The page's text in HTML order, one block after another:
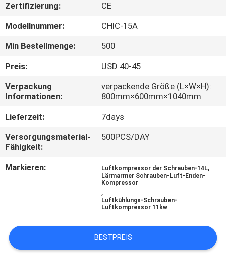
WERKSBESICHTIGUNG
QUALITÄTSKONTROLLE
KONTAKT
MIT
UNS
NEUIGKEITEN
RECHTSSACHEN
EIN
ANGEBOT
Zertifizierung:
CE
Modellnummer:
CHIC-15A
Min Bestellmenge:
500
Preis:
USD 40-45
Verpackung
Informationen:
verpackende Größe (L×W×H):
800mm×600mm×1040mm
Lieferzeit:
7days
Versorgungsmaterial-
Fähigkeit:
500PCS/DAY
Markieren: Luftkompressor der Schrauben-14L,
Lärmarmer Schrauben-Luft-Enden-
Kompressor
,
Luftkühlungs-Schrauben-
Luftkompressor 11kw
BESTPREIS